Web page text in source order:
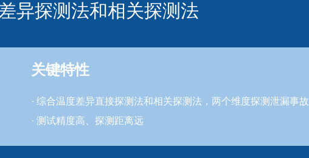
关键特性
· 综合温度差异直接探测法和相关探测法，两个维度探测泄漏事故
· 测试精度高、探测距离远
异探测法和相关探测法